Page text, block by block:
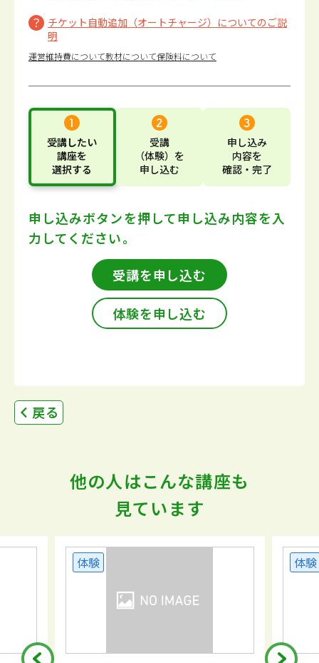
チケット自動追加（オートチャージ）についてのご説
明
運営維持費について教材について保険料について
受講したい
講座を
選択する
受講
（体験） を
申し込む
申し込み
内容を
確認・完了
申し込みボタンを押して申し込み内容を入
力してください。
受講を申し込む
体験を申し込む
戻る
他の人はこんな講座も
見ています